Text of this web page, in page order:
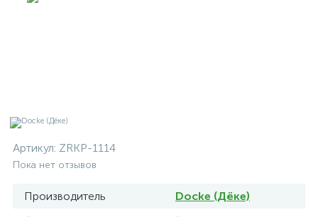
Артикул: ZRKP-1114
Пока нет отзывов
Производитель
Docke (Дёке)